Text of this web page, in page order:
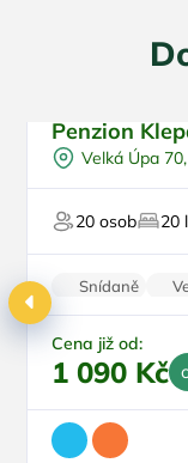
Pro rodiny s
Pro svatby a
Pro majitele
Penzion
Velká Úpa
20 osob 20
Snídaně
Rodinné pokoje
Cena již od:
1 090 Kč